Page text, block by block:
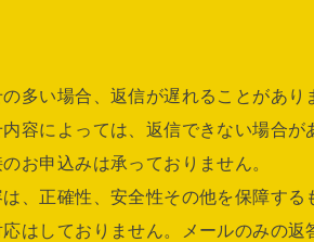
多い場合、返信が遅れることがあり
容によっては、返信できない場合が
お申込みは承っておりません。
、正確性、安全性その他を保障する
はしておりません。メールのみの返